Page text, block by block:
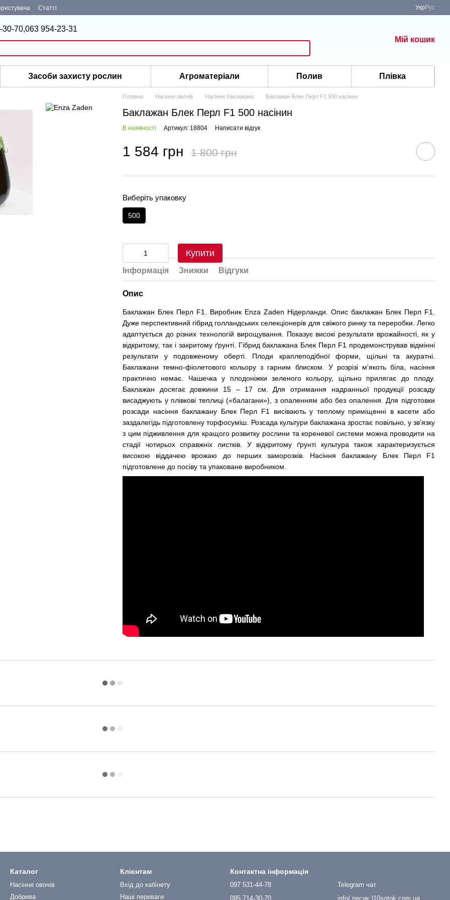
Статті Укр Рус
30-70,063 954-23-31
Мій кошик
Засоби захисту рослин Агроматеріали Полив Плівка
Головна Насіння овочів Насіння баклажана Баклажан Блек Перл F1 500 насінин
Баклажан Блек Перл F1 500 насінин
В наявності Артикул: 18804 Написати відгук
1 584 грн 1 800 грн
Виберіть упаковку
500
Купити
Інформація Знижки Відгуки
Опис
Баклажан Блек Перл F1. Виробник Enza Zaden Нідерланди. Опис баклажан Блек Перл F1.
Дуже перспективний гібрид голландських селекціонерів для свіжого ринку та переробки. Легко
адаптується до різних технологій вирощування. Показує високі результати врожайності, як у
відкритому, так і закритому ґрунті. Гібрид баклажана Блек Перл F1 продемонстрував відмінні
результати у подовженому оберті. Плоди краплеподібної форми, щільні та акуратні.
Баклажани темно-фіолетового кольору з гарним блиском. У розрізі м'якоть біла, насіння
практично немає. Чашечка у плодоніжки зеленого кольору, щільно прилягає до плоду.
Баклажан досягає довжини 15 – 17 см. Для отримання надранньої продукції розсаду
висаджують у плівкові теплиці («балагани»), з опаленням або без опалення. Для підготовки
розсади насіння баклажану Блек Перл F1 висівають у теплому приміщенні в касети або
заздалегідь підготовлену торфосуміш. Розсада культури баклажана зростає повільно, у зв'язку
з цим підживлення для кращого розвитку рослини та кореневої системи можна проводити на
стадії чотирьох справжніх листків. У відкритому ґрунті культура також характеризується
високою віддачею врожаю до перших заморозків. Насіння баклажану Блек Перл F1
підготовлене до посіву та упаковане виробником.
Каталог
Насіння овочів
Добрива
Клієнтам
Вхід до кабінету
Наші переваги
Контактна інформація
097 531-44-78
095 714-30-70
Telegram чат
info( песик )10sotok.com.ua